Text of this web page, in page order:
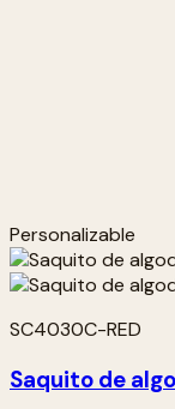
Personalizable
SC4030C-RED
Saquito de